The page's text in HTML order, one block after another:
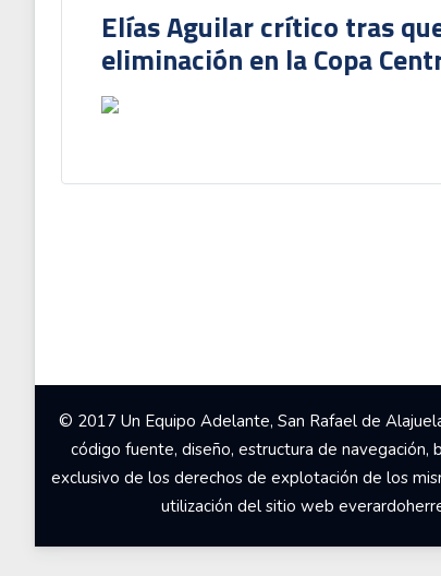
Elías Aguilar crítico tras
eliminación en la Copa
© 2017 Un Equipo Adelante, San Rafael de
código fuente, diseño, estructura de
exclusivo de los derechos de explotación de los
utilización del sitio web